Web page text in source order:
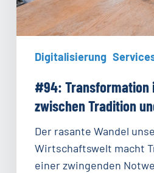
Digitalisierung
#94: Transformation
zwischen Tradition
Der rasante Wandel
Wirtschaftswelt macht
einer zwingenden